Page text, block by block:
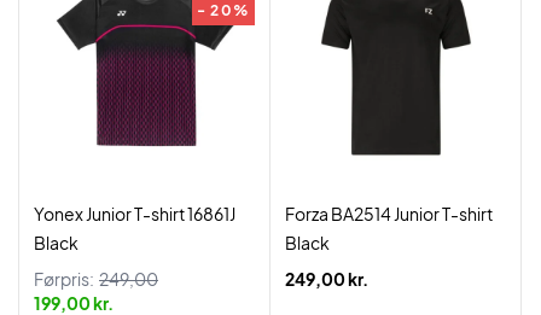
- 20%
Yonex Junior T-shirt 16861J
Black
Førpris: 249,00
199,00 kr.
Forza BA2514 Junior T-shirt
Black
249,00 kr.